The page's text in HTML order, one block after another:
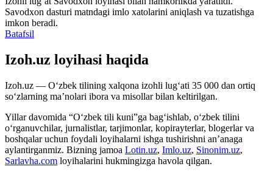
Savodxon dasturi matndagi imlo xatolarini aniqlash va tuzatishga
imkon beradi.
Batafsil
Izoh.uz loyihasi haqida
Izoh.uz — O‘zbek tilining xalqona izohli lug‘ati 35 000 dan ortiq
so‘zlarning ma’nolari ibora va misollar bilan keltirilgan.
Yillar davomida “O‘zbek tili kuni”ga bag‘ishlab, o‘zbek tilini
o‘rganuvchilar, jurnalistlar, tarjimonlar, kopirayterlar, blogerlar va
boshqalar uchun foydali loyihalarni ishga tushirishni an’anaga
aylantirganmiz. Bizning jamoa Lotin.uz, Imlo.uz, Sinonim.uz,
Sarlavha.com loyihalarini hukmingizga havola qilgan.